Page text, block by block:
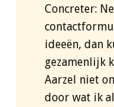
Concreter:
ideeën, dan
gezamenlijk
Aarzel niet
door wat ik